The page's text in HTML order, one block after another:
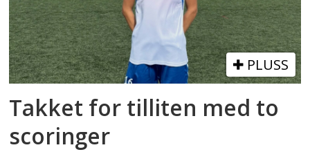
PLUSS
Takket for tilliten med to
scoringer